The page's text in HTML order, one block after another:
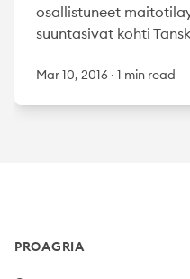
osallistuneet
suuntasivat kohti
Mar 10, 2016 · 1 min read
PROAGRIA